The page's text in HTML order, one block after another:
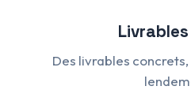
Des livrables